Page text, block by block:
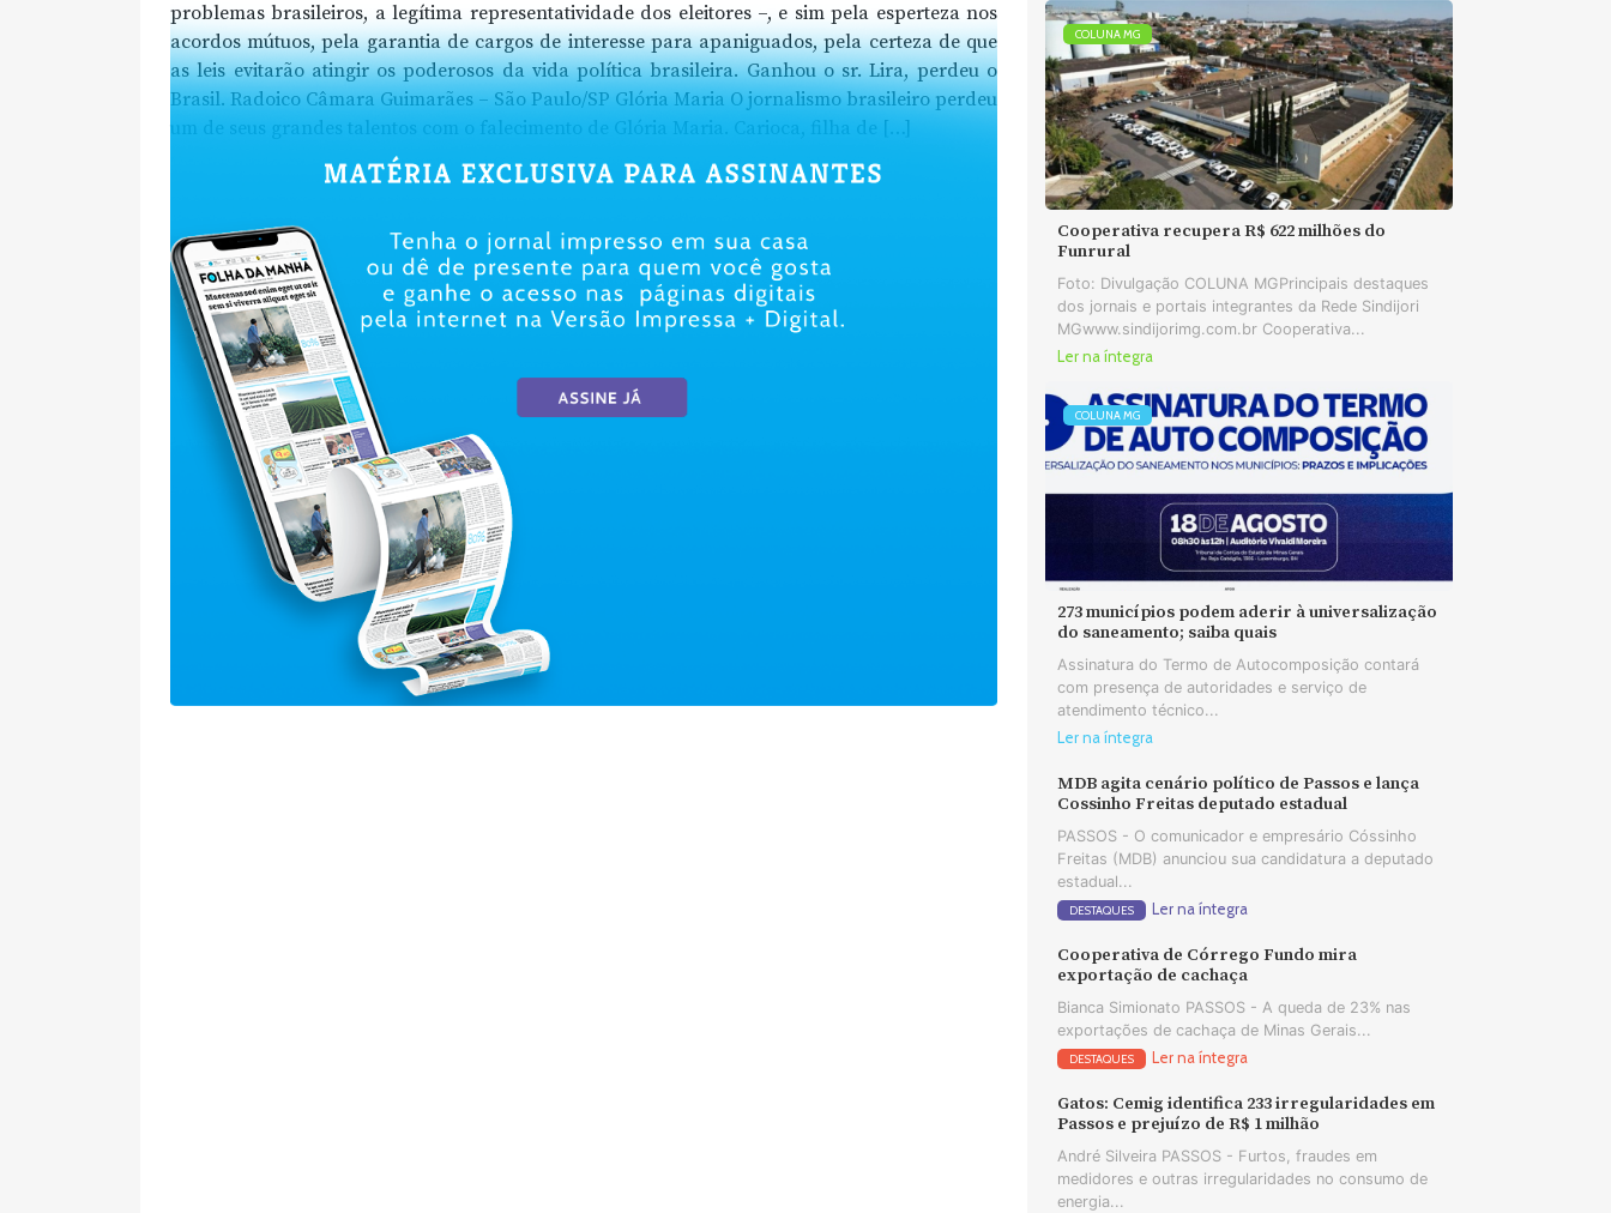
problemas brasileiros, a legítima representatividade dos eleitores –, e sim pela esperteza nos
acordos mútuos, pela garantia de cargos de interesse para apaniguados, pela certeza de que
as leis evitarão atingir os poderosos da vida política brasileira. Ganhou o sr. Lira, perdeu o
Brasil. Radoico Câmara Guimarães – São Paulo/SP Glória Maria O jornalismo brasileiro perdeu
um de seus grandes talentos com o falecimento de Glória Maria. Carioca, filha de […]
COLUNA MG
Cooperativa recupera R$ 622 milhões do
Funrural
Foto: Divulgação COLUNA MGPrincipais destaques
dos jornais e portais integrantes da Rede Sindijori
MGwww.sindijorimg.com.br Cooperativa...
Ler na íntegra
COLUNA MG
273 municípios podem aderir à universalização
do saneamento; saiba quais
Assinatura do Termo de Autocomposição contará
com presença de autoridades e serviço de
atendimento técnico...
Ler na íntegra
MDB agita cenário político de Passos e lança
Cossinho Freitas deputado estadual
PASSOS - O comunicador e empresário Cóssinho
Freitas (MDB) anunciou sua candidatura a deputado
estadual...
DESTAQUES Ler na íntegra
Cooperativa de Córrego Fundo mira
exportação de cachaça
Bianca Simionato PASSOS - A queda de 23% nas
exportações de cachaça de Minas Gerais...
DESTAQUES Ler na íntegra
Gatos: Cemig identifica 233 irregularidades em
Passos e prejuízo de R$ 1 milhão
André Silveira PASSOS - Furtos, fraudes em
medidores e outras irregularidades no consumo de
energia...